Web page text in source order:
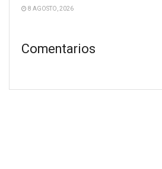
8 AGOSTO, 2026
Comentarios